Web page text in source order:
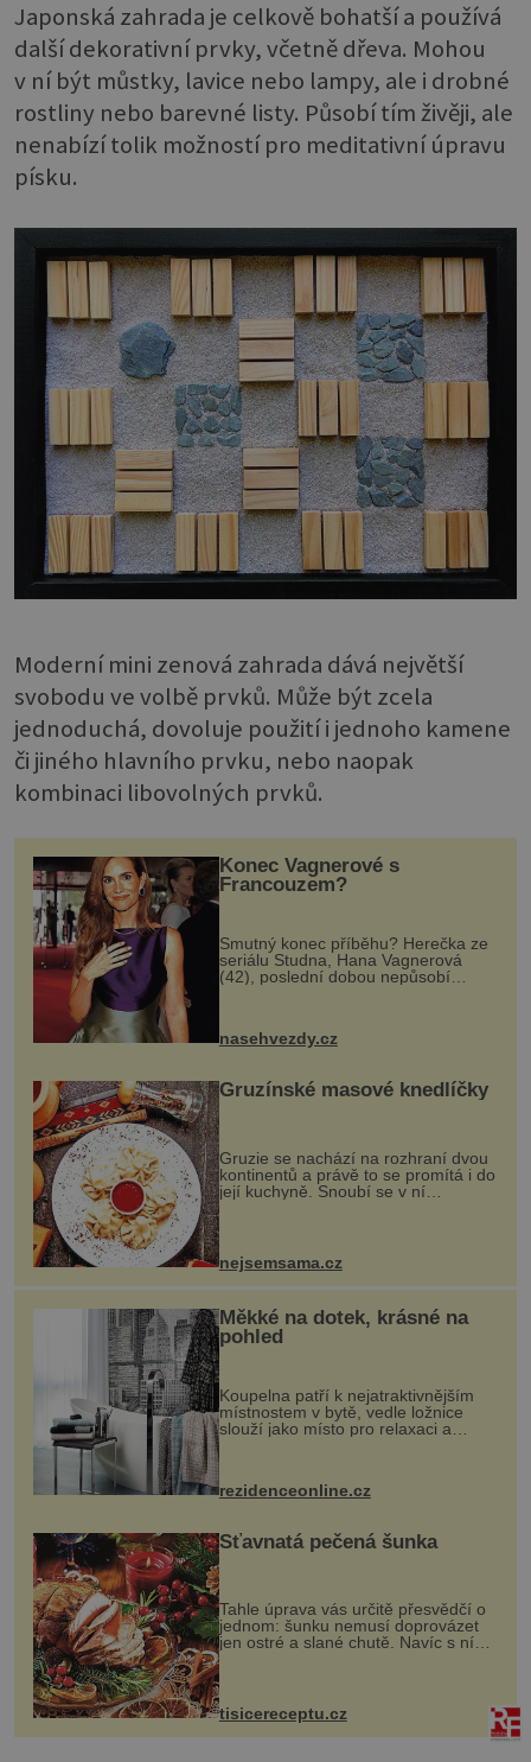
Japonská zahrada je celkově bohatší a používá
další dekorativní prvky, včetně dřeva. Mohou
v ní být můstky, lavice nebo lampy, ale i drobné
rostliny nebo barevné listy. Působí tím živěji, ale
nenabízí tolik možností pro meditativní úpravu
písku.
Moderní mini zenová zahrada dává největší
svobodu ve volbě prvků. Může být zcela
jednoduchá, dovoluje použití i jednoho kamene
či jiného hlavního prvku, nebo naopak
kombinaci libovolných prvků.
Konec Vagnerové s
Francouzem?
Smutný konec příběhu? Herečka ze
seriálu Studna, Hana Vagnerová
(42), poslední dobou nepůsobí
nasehvezdy.cz
Gruzínské masové knedlíčky
Gruzie se nachází na rozhraní dvou
kontinentů a právě to se promítá i do
její kuchyně. Snoubí se v ní
evropské a asijské chutě a díky tomu
pokrmy, které rozhodně st...
nejsemsama.cz
Měkké na dotek, krásné na
pohled
Koupelna patří k nejatraktivnějším
místnostem v bytě, vedle ložnice
slouží jako místo pro relaxaci a
odpočinek. Koupelnový textil –
ručníky, osušky a koberečky –
mohou jako mávnutím kouzelného
proutku...
rezidenceonline.cz
Šťavnatá pečená šunka
Tahle úprava vás určitě přesvědčí o
jednom: šunku nemusí doprovázet
jen ostré a slané chutě. Navíc s ní
nakrmíte poměrně hodně hladových
krků. Ingredience sádlo 3 kg šunky
vcelku 3 stroužky česneku hl...
tisicereceptu.cz